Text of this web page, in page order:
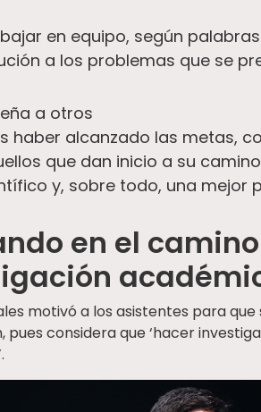
en equipo, según
a los problemas que se
a otros
haber alcanzado las metas,
que dan inicio a su
y, sobre todo, una mejor
en el
motivó a los asistentes para que
pues considera que ‘hacer